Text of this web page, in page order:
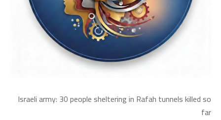
Israeli army: 30 people sheltering in Rafah tunnels killed so
far